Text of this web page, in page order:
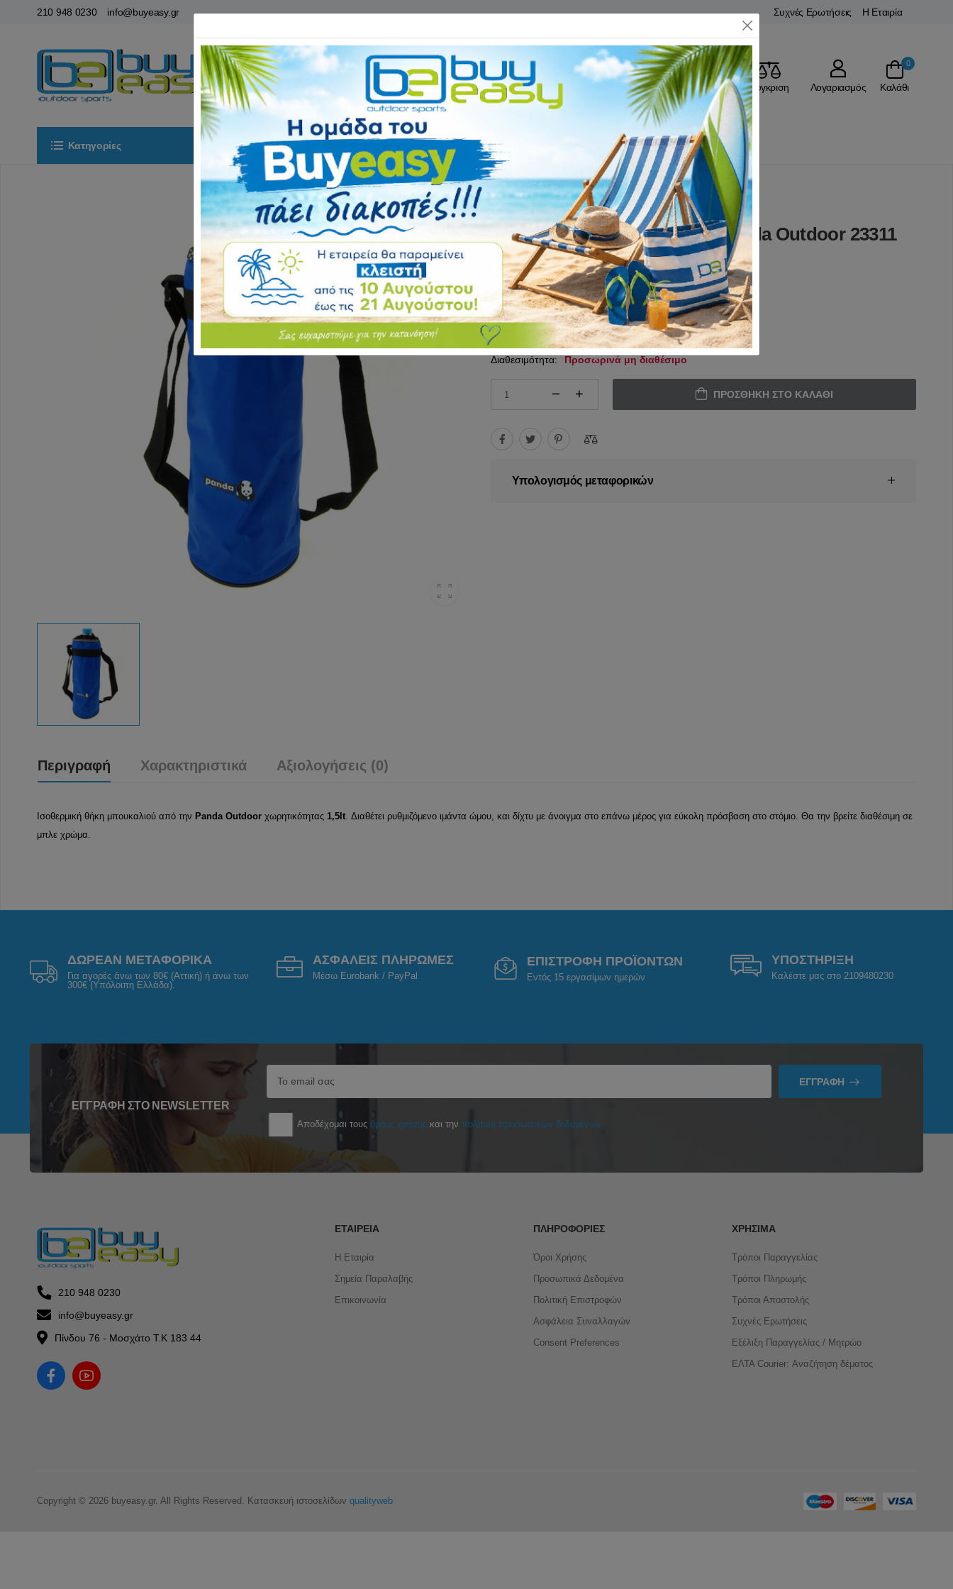
210 948 0230 info@buyeasy.gr Συχνές Ερωτήσεις Η Εταιρία
Αγαπημένα Σύγκριση Λογαριασμός
0
Καλάθι
Κατηγορίες Αρχική ΕΙΔΗ CAMPING Επικοινωνία
Αρχική ΕΙΔΗ ΠΑΡΑΛΙΑΣ Ψυγειοτσάντες
Ισοθερμική Θήκη 1.5L Blue Panda Outdoor 23311
Αξιολόγηση: (0 Αξιολογήσεις)
Κωδικός23311
5.90€ 6.49€
Διαθεσιμότητα: Προσωρινά μη διαθέσιμο
ΠΡΟΣΘΉΚΗ ΣΤΟ ΚΑΛΆΘΙ
Υπολογισμός μεταφορικών
Περιγραφή Χαρακτηριστικά Αξιολογήσεις (0)
Ισοθερμική θήκη μπουκαλιού από την Panda Outdoorχωρητικότητας 1,5lt. Διαθέτει ρυθμιζόμενο ιμάντα ώμου, και δίχτυ με άνοιγμα στο επάνω μέρος για εύκολη πρόσβαση στο στόμιο. Θα την βρείτε διαθέσιμη σε
μπλε χρώμα.
ΔΩΡΕΑΝ ΜΕΤΑΦΟΡΙΚΑ
Για αγορές άνω των 80€ (Αττική) ή άνω των
300€ (Υπόλοιπη Ελλάδα).
ΑΣΦΑΛΕΙΣ ΠΛΗΡΩΜΕΣ
Μέσω Eurobank / PayPal
ΕΠΙΣΤΡΟΦΗ ΠΡΟΪΟΝΤΩΝ
Εντός 15 εργασίμων ημερών
ΥΠΟΣΤΗΡΙΞΗ
Καλέστε μας στο 2109480230
ΕΓΓΡΑΦΉ ΣΤΟ NEWSLETTER
ΕΓΓΡΑΦΉ
Αποδέχομαι τουςόρους χρήσης και τηνπολιτική προσωπικών δεδομένων
210 948 0230
info@buyeasy.gr
Πίνδου 76 - Μοσχάτο Τ.Κ 183 44
ΕΤΑΙΡΕΊΑ
Η Εταιρία
Σημεία Παραλαβής
Επικοινωνία
ΠΛΗΡΟΦΟΡΊΕΣ
Όροι Χρήσης
Προσωπικά Δεδομένα
Πολιτική Επιστροφών
Ασφάλεια Συναλλαγών
Consent Preferences
ΧΡΉΣΙΜΑ
Τρόποι Παραγγελίας
Τρόποι Πληρωμής
Τρόποι Αποστολής
Συχνές Ερωτήσεις
Εξέλιξη Παραγγελίας / Μητρώο
ΕΛΤΑ Courier: Αναζήτηση δέματος
Copyright © 2026 buyeasy.gr. All Rights Reserved. Κατασκευή ιστοσελίδων qualityweb
Close